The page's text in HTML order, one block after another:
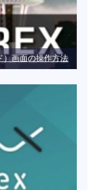
）画面の操作方法